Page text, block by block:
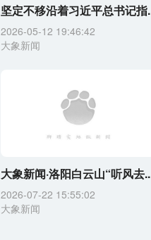
坚定不移沿着习近平总书记指
2026-05-12 19:46:42
大象新闻
大象新闻·洛阳白云山“听风去
2026-07-22 15:55:02
大象新闻